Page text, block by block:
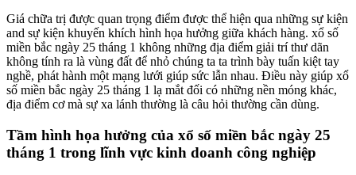
Giá chữa trị được quan trọng điểm được thể hiện qua những sự kiện
and sự kiện khuyến khích hình họa hưởng giữa khách hàng. xổ số
miền bắc ngày 25 tháng 1 không những địa điểm giải trí thư dãn
không tính ra là vùng đất để nhỏ chúng ta ta trình bày tuấn kiệt tay
nghề, phát hành một mạng lưới giúp sức lẫn nhau. Điều này giúp xổ
số miền bắc ngày 25 tháng 1 lạ mắt đối có những nền móng khác,
địa điểm cơ mà sự xa lánh thường là câu hỏi thường cần dùng.
Tầm hình họa hưởng của xổ số miền bắc ngày 25
tháng 1 trong lĩnh vực kinh doanh công nghiệp